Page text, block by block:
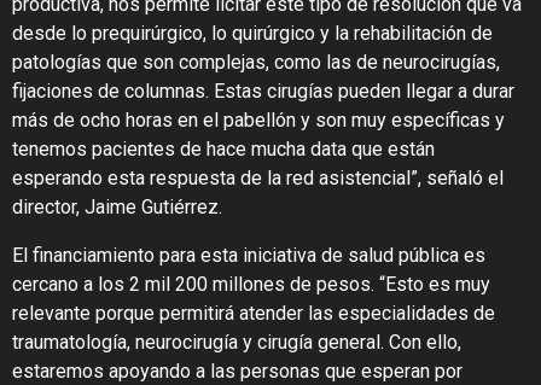
desde lo prequirúrgico, lo quirúrgico y la rehabilitación de
patologías que son complejas, como las de neurocirugías,
fijaciones de columnas. Estas cirugías pueden llegar a durar
más de ocho horas en el pabellón y son muy específicas y
tenemos pacientes de hace mucha data que están
esperando esta respuesta de la red asistencial”, señaló el
director, Jaime Gutiérrez.
El financiamiento para esta iniciativa de salud pública es
cercano a los 2 mil 200 millones de pesos. “Esto es muy
relevante porque permitirá atender las especialidades de
traumatología, neurocirugía y cirugía general. Con ello,
estaremos apoyando a las personas que esperan por